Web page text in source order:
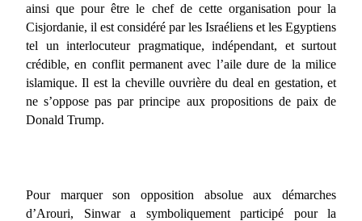
ainsi que pour être le chef de cette organisation pour la
Cisjordanie, il est considéré par les Israéliens et les Egyptiens
tel un interlocuteur pragmatique, indépendant, et surtout
crédible, en conflit permanent avec l’aile dure de la milice
islamique. Il est la cheville ouvrière du deal en gestation, et
ne s’oppose pas par principe aux propositions de paix de
Donald Trump.
Pour marquer son opposition absolue aux démarches
d’Arouri, Sinwar a symboliquement participé pour la